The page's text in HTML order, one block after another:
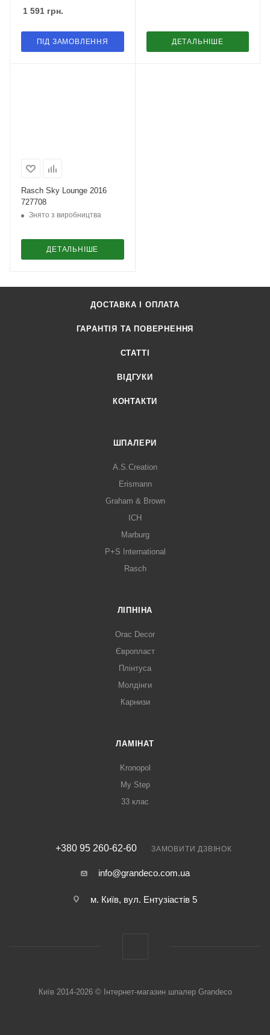
1 591 грн.
ПІД ЗАМОВЛЕННЯ ДЕТАЛЬНІШЕ
Rasch Sky Lounge 2016
727708
Знято з виробництва
ДЕТАЛЬНІШЕ
ДОСТАВКА І ОПЛАТА
ГАРАНТІЯ ТА ПОВЕРНЕННЯ
СТАТТІ
ВІДГУКИ
КОНТАКТИ
ШПАЛЕРИ
A.S.Creation
Erismann
Graham & Brown
ICH
Marburg
P+S International
Rasch
ЛІПНІНА
Orac Decor
Європласт
Плінтуса
Молдінги
Карнизи
ЛАМІНАТ
Kronopol
My Step
33 клас
+380 95 260-62-60 ЗАМОВИТИ ДЗВІНОК
info@grandeco.com.ua
м. Київ, вул. Ентузіастів 5
Київ 2014-2026 © Інтернет-магазин шпалер Grandeco